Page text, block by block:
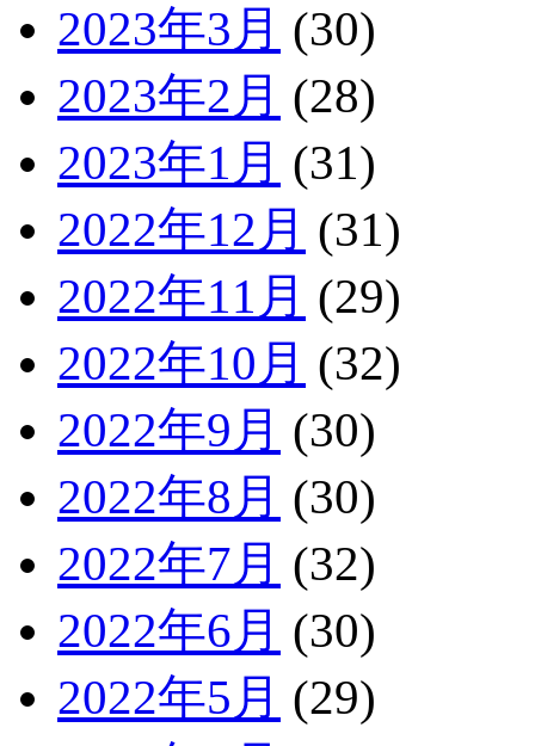
2023年3月 (30)
2023年2月 (28)
2023年1月 (31)
2022年12月 (31)
2022年11月 (29)
2022年10月 (32)
2022年9月 (30)
2022年8月 (30)
2022年7月 (32)
2022年6月 (30)
2022年5月 (29)